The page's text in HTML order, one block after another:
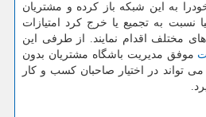
به این شبکه باز کرده و مشتریان
نسبت به تجمیع یا خرج کرد امتیازات
مختلف اقدام نمایند. از طرفی این
موفق مدیریت باشگاه مشتریان بدون
تواند در اختیار صاحبان کسب و کار